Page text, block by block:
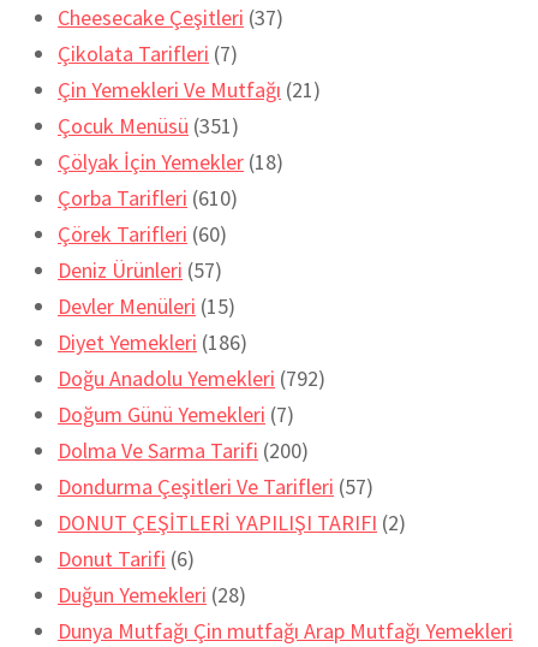
Cheesecake Çeşitleri (37)
Çikolata Tarifleri (7)
Çin Yemekleri Ve Mutfağı (21)
Çocuk Menüsü (351)
Çölyak İçin Yemekler (18)
Çorba Tarifleri (610)
Çörek Tarifleri (60)
Deniz Ürünleri (57)
Devler Menüleri (15)
Diyet Yemekleri (186)
Doğu Anadolu Yemekleri (792)
Doğum Günü Yemekleri (7)
Dolma Ve Sarma Tarifi (200)
Dondurma Çeşitleri Ve Tarifleri (57)
DONUT ÇEŞİTLERİ YAPILIŞI TARIFI (2)
Donut Tarifi (6)
Duğun Yemekleri (28)
Dunya Mutfağı Çin mutfağı Arap Mutfağı Yemekleri